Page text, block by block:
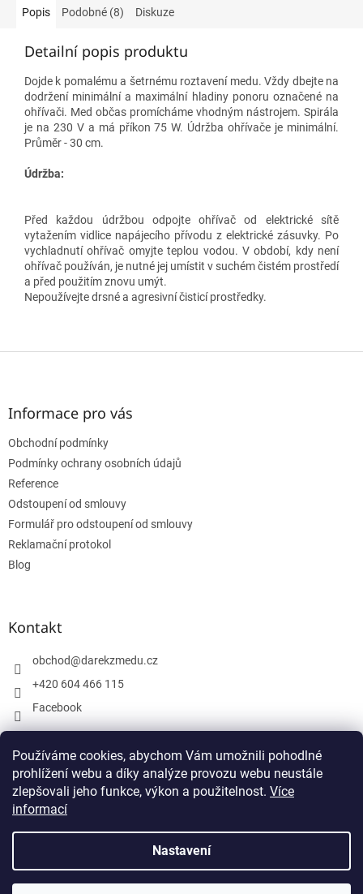
Používáme cookies, abychom Vám umožnili pohodlné
prohlížení webu a díky analýze provozu webu neustále
zlepšovali jeho funkce, výkon a použitelnost. Více
informací
Nastavení
Popis Podobné (8) Diskuze
Detailní popis produktu
Dojde k pomalému a šetrnému roztavení medu. Vždy dbejte na
dodržení minimální a maximální hladiny ponoru označené na
ohřívači. Med občas promícháme vhodným nástrojem. Spirála
je na 230 V a má příkon 75 W. Údržba ohřívače je minimální.
Průměr - 30 cm.
Údržba:
Před každou údržbou odpojte ohřívač od elektrické sítě
vytažením vidlice napájecího přívodu z elektrické zásuvky. Po
vychladnutí ohřívač omyjte teplou vodou. V období, kdy není
ohřívač používán, je nutné jej umístit v suchém čistém prostředí
a před použitím znovu umýt.
Nepoužívejte drsné a agresivní čisticí prostředky.
Z
Informace pro vás
Obchodní podmínky
Podmínky ochrany osobních údajů
Reference
Odstoupení od smlouvy
Formulář pro odstoupení od smlouvy
Reklamační protokol
Blog
Kontakt
obchod@darekzmedu.cz
+420 604 466 115
Facebook
Facebook
Vytvořil Shoptet